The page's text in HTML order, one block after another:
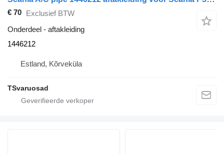
€ 70 Exclusief BTW
Onderdeel - aftakleiding
1446212
Estland, Kõrveküla
TSvaruosad